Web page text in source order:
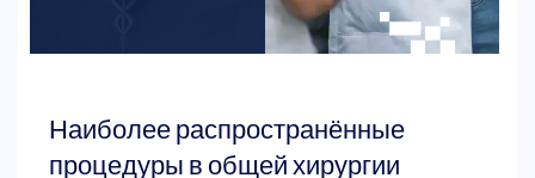
Наиболее распространённые
процедуры в общей хирургии